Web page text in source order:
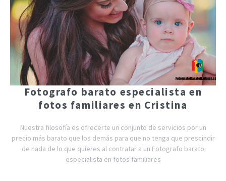
Fotografo barato especialista en
fotos familiares en Cristina
Nuestra filosofía es ofrecerte un conjunto de servicios por un
precio más barato que los demás para que no tenga que prescindir
de nada de lo que quieres al contratar a un Fotografo barato
especialista en fotos familiares